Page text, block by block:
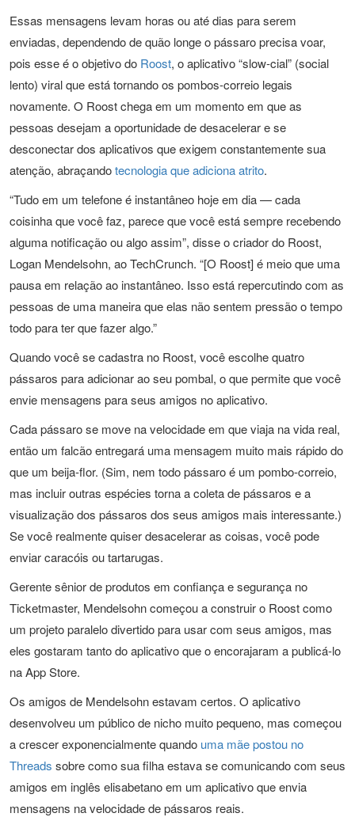
Essas mensagens levam horas ou até dias para serem
enviadas, dependendo de quão longe o pássaro precisa voar,
pois esse é o objetivo do Roost, o aplicativo “slow-cial” (social
lento) viral que está tornando os pombos-correio legais
novamente. O Roost chega em um momento em que as
pessoas desejam a oportunidade dedesacelerar e se
desconectar dos aplicativos que exigem constantemente sua
atenção, abraçandotecnologia que adiciona atrito.
“Tudo em um telefone é instantâneo hoje em dia — cada
coisinha que você faz, parece que você está sempre recebendo
alguma notificação ou algo assim”, disse o criador do Roost,
Logan Mendelsohn, ao TechCrunch. “[O Roost] é meio que uma
pausa em relação ao instantâneo. Isso está repercutindo com as
pessoas de uma maneira que elas não sentem pressão o tempo
todo para ter que fazer algo.”
Quando você se cadastra no Roost, você escolhe quatro
pássaros para adicionar ao seu pombal, o que permite que você
envie mensagens para seus amigos no aplicativo.
Cada pássaro se move na velocidade em que viaja na vida real,
então um falcão entregará uma mensagem muito mais rápido do
que um beija-flor. (Sim, nem todo pássaro é um pombo-correio,
mas incluir outras espécies torna a coleta de pássaros e a
visualização dos pássaros dos seus amigos mais interessante.)
Se você realmente quiser desacelerar as coisas, você pode
enviar caracóis ou tartarugas.
Gerente sênior de produtos em confiança e segurança no
Ticketmaster, Mendelsohn começou a construir o Roost como
um projeto paralelo divertido para usar com seus amigos, mas
eles gostaram tanto do aplicativo que o encorajaram a publicá-lo
na App Store.
Os amigos de Mendelsohn estavam certos. O aplicativo
desenvolveu um público de nicho muito pequeno, mas começou
a crescer exponencialmente quando uma mãe postou no
Threads sobre como sua filha estava se comunicando com seus
amigos em inglês elisabetano em um aplicativo que envia
mensagens na velocidade de pássaros reais.